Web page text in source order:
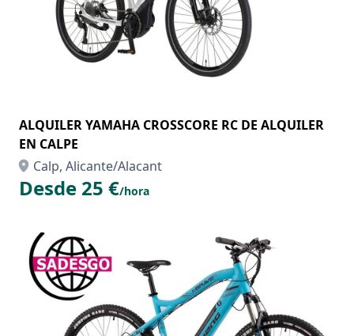
ALQUILER YAMAHA CROSSCORE RC DE ALQUILER
EN CALPE
Calp, Alicante/Alacant
Desde 25 €/hora